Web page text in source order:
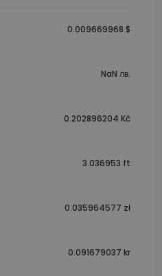
0.009669968 $
NaN лв.
0.202896204 Kč
3.036953 ft
0.035964577 zł
0.091679037 kr